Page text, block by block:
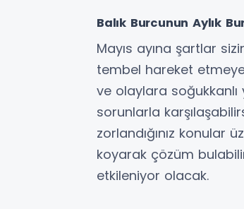
Balık Burcunun Aylık
Mayıs ayına şartlar
tembel hareket
ve olaylara
sorunlarla
zorlandığınız
koyarak çözüm
etkileniyor olacak.